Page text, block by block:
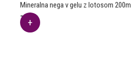
Mineralna nega v gelu z lotosom 200ml
7.86
€